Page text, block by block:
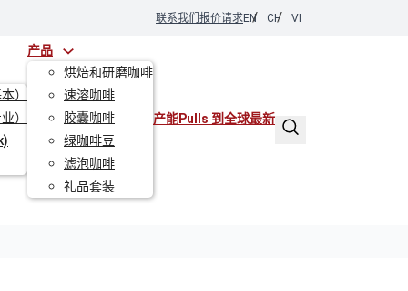
联系我们 报价请求EN CH VI
）
）
产品
烘焙和研磨咖啡
速溶咖啡
胶囊咖啡
绿咖啡豆
滤泡咖啡
礼品套装
产能Pulls 到全球最新